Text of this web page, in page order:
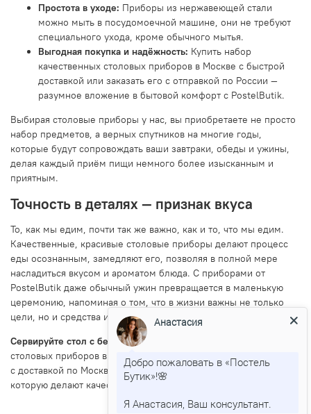
Простота в уходе: Приборы из нержавеющей стали
можно мыть в посудомоечной машине, они не требуют
специального ухода, кроме обычного мытья.
Выгодная покупка и надёжность: Купить набор
качественных столовых приборов в Москве с быстрой
доставкой или заказать его с отправкой по России —
разумное вложение в бытовой комфорт с PostelButik.
Выбирая столовые приборы у нас, вы приобретаете не просто
набор предметов, а верных спутников на многие годы,
которые будут сопровождать ваши завтраки, обеды и ужины,
делая каждый приём пищи немного более изысканным и
приятным.
Точность в деталях — признак вкуса
То, как мы едим, почти так же важно, как и то, что мы едим.
Качественные, красивые столовые приборы делают процесс
еды осознанным, замедляют его, позволяя в полной мере
насладиться вкусом и ароматом блюда. С приборами от
PostelButik даже обычный ужин превращается в маленькую
церемонию, напоминая о том, что в жизни важны не только
цели, но и средства их достижения.
Сервируйте стол с безупречным вкусом!
столовых приборов в каталоге PostelButik.ru. Оформите заказ
с доставкой по Москве и России и почувствуйте разницу,
которую делают качественные инструменты.
Анастасия
Добро пожаловать в «Постель
Бутик»!🌸
Я Анастасия, Ваш консультант.